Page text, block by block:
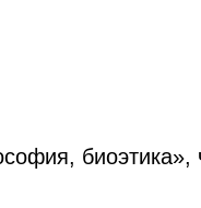
биоэтика»,